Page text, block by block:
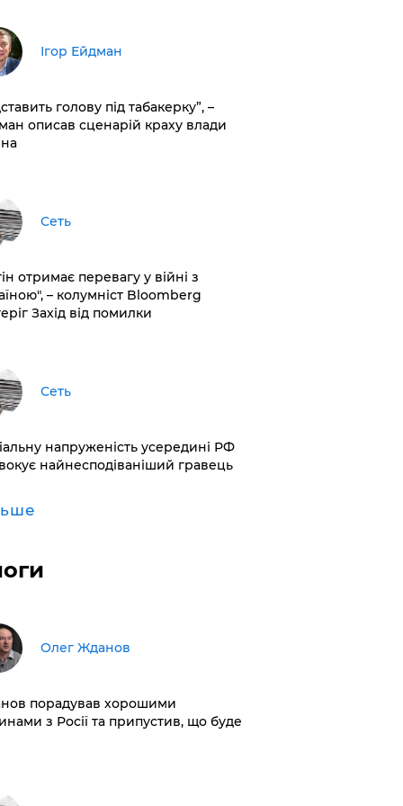
Ігор Ейдман
голову під табакерку”, –
описав сценарій краху влади
Сеть
отримає перевагу у війні з
– колумніст Bloomberg
Захід від помилки
Сеть
напруженість усередині РФ
найнесподіваніший гравець
Олег Жданов
порадував хорошими
з Росії та припустив, що буде